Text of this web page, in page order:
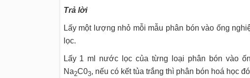
Trả lời
Lấy một lượng nhỏ mỗi mẫu phân bón vào ống
lọc.
Lấy 1 ml nước lọc của từng loại phân bón vào
Na2C03, nếu có kết tủa trắng thì phân bón hoá học